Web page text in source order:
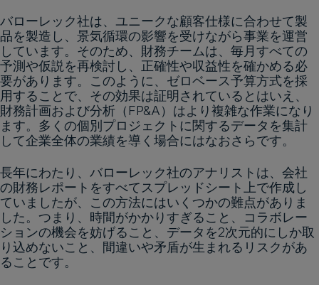
バローレック社は、ユニークな顧客仕様に合わせて製
品を製造し、景気循環の影響を受けながら事業を運営
しています。そのため、財務チームは、毎月すべての
予測や仮説を再検討し、正確性や収益性を確かめる必
要があります。このように、ゼロベース予算方式を採
用することで、その効果は証明されているとはいえ、
財務計画および分析（FP&A）はより複雑な作業になり
ます。多くの個別プロジェクトに関するデータを集計
して企業全体の業績を導く場合にはなおさらです。
長年にわたり、バローレック社のアナリストは、会社
の財務レポートをすべてスプレッドシート上で作成し
ていましたが、この方法にはいくつかの難点がありま
した。つまり、時間がかかりすぎること、コラボレー
ションの機会を妨げること、データを2次元的にしか取
り込めないこと、間違いや矛盾が生まれるリスクがあ
ることです。